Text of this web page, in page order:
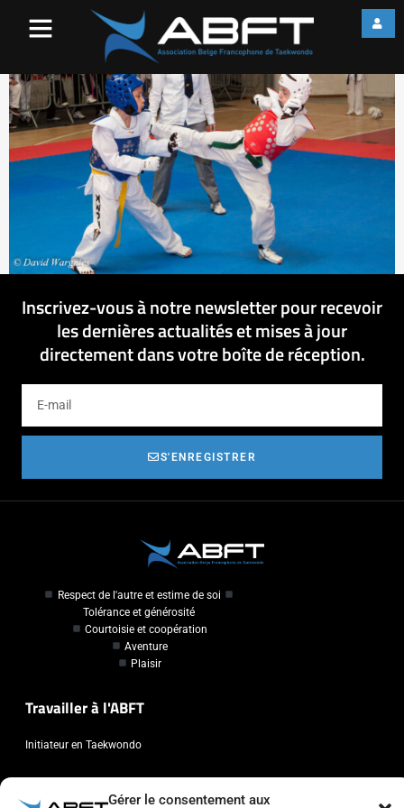
Gérer le consentement aux
Inscrivez-vous à notre newsletter pour recevoir
les dernières actualités et mises à jour
directement dans votre boîte de réception.
S'ENREGISTRER
Respect de l'autre et estime de soi
Tolérance et générosité
Courtoisie et coopération
Aventure
Plaisir
Travailler à l'ABFT
Initiateur en Taekwondo